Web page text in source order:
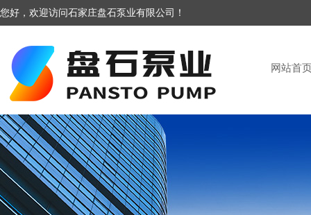
您好，欢迎访问石家庄盘石泵业有限公司！
网站首